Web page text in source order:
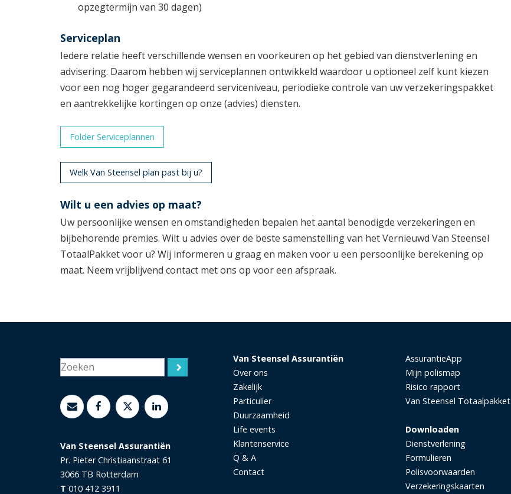
opzegtermijn van 30 dagen)
Serviceplan
Iedere relatie heeft verschillende wensen en voorkeuren op het gebied van dienstverlening en
advisering. Daarom hebben wij serviceplannen ontwikkeld waardoor u optioneel zelf kunt kiezen
voor een nog hoger gegarandeerd serviceniveau, periodieke controle van uw verzekeringspakket
en aantrekkelijke kortingen op onze (advies) diensten.
Folder Serviceplannen
Welk Van Steensel plan past bij u?
Wilt u een advies op maat?
Uw persoonlijke wensen en omstandigheden bepalen het aantal benodigde verzekeringen en
bijbehorende premies. Wilt u advies over de beste samenstelling van het Vernieuwd Van Steensel
TotaalPakket voor u? Wij informeren u graag en maken voor u een persoonlijke berekening op
maat. Neem vrijblijvend contact met ons op voor een afspraak.
Van Steensel Assurantiën
Pr. Pieter Christiaanstraat 61
3066 TB Rotterdam
T 010 412 3911
Van Steensel Assurantiën
Over ons
Zakelijk
Particulier
Duurzaamheid
Life events
Klantenservice
Q & A
Contact
AssurantieApp
Mijn polismap
Risico rapport
Van Steensel Totaalpakket
Downloaden
Dienstverlening
Formulieren
Polisvoorwaarden
Verzekeringskaarten